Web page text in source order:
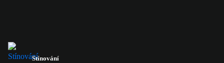
Stínování